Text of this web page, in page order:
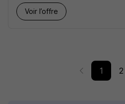
Voir l’offre
1 2